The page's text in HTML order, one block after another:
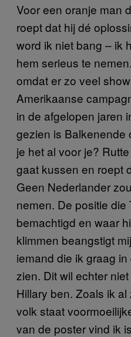
Voor een oranje man
roept dat hij dé
word ik niet bang – ik
hem serieus te
omdat er zo veel
Amerikaanse
in de afgelopen jaren
gezien is Balkenende
je het al voor je?
gaat kussen en roept
Geen Nederlander
nemen. De positie die
bemachtigd en waar
klimmen beangstigt
iemand die ik graag
zien. Dit wil echter
Hillary ben. Zoals ik
volk staat
van de poster vind ik